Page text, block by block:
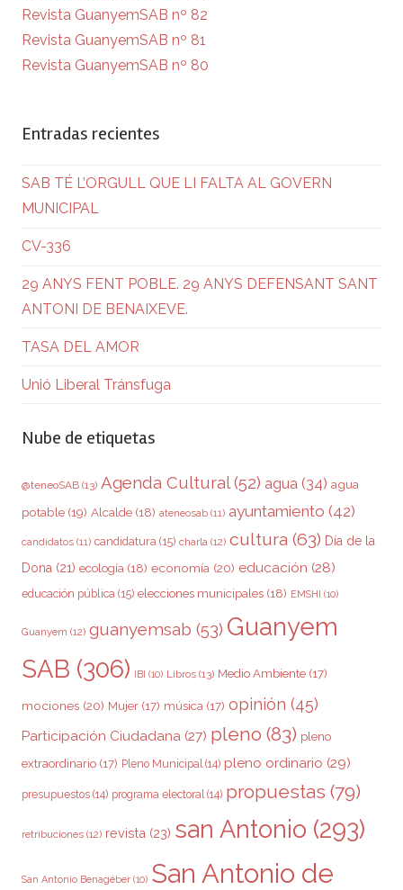
Revista GuanyemSAB nº 82
Revista GuanyemSAB nº 81
Revista GuanyemSAB nº 80
Entradas recientes
SAB TÉ L’ORGULL QUE LI FALTA AL GOVERN
MUNICIPAL
CV-336
29 ANYS FENT POBLE. 29 ANYS DEFENSANT SANT
ANTONI DE BENAIXEVE.
TASA DEL AMOR
Unió Liberal Tránsfuga
Nube de etiquetas
@teneoSAB (13) Agenda Cultural(52) agua (34) agua
potable (19) Alcalde (18) ateneosab (11) ayuntamiento (42)
candidatos (11) candidatura (15) charla (12) cultura (63) Día de la
Dona (21) ecología (18) economía (20) educación (28)
educación pública (15) elecciones municipales (18) EMSHI (10)
Guanyem (12) guanyemsab (53) Guanyem
SAB (306) IBI (10) Libros (13) Medio Ambiente (17)
mociones (20) Mujer (17) música (17) opinión (45)
Participación Ciudadana (27) pleno (83) pleno
extraordinario (17) Pleno Municipal(14) pleno ordinario (29)
presupuestos (14) programa electoral(14) propuestas (79)
retribuciones (12) revista (23) san Antonio (293)
San Antonio Benagéber (10) San Antonio de